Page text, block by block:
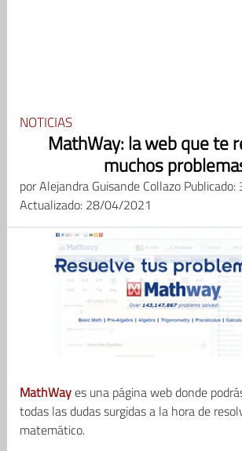
NOTICIAS
MathWay: la web que te
muchos
porAlejandra Guisande Collazo
Actualizado: 28/04/2021
MathWayes una página web donde
todas las dudas surgidas a la hora de
matemático.